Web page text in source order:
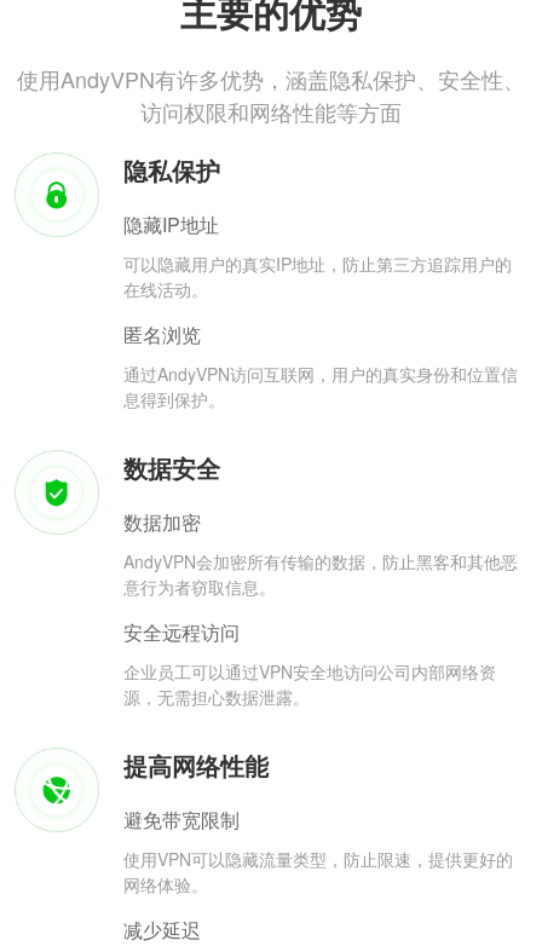
主要的优势
使用AndyVPN有许多优势，涵盖隐私保护、安全性、
访问权限和网络性能等方面
隐私保护
隐藏IP地址
可以隐藏用户的真实IP地址，防止第三方追踪用户的
在线活动。
匿名浏览
通过AndyVPN访问互联网，用户的真实身份和位置信
息得到保护。
数据安全
数据加密
AndyVPN会加密所有传输的数据，防止黑客和其他恶
意行为者窃取信息。
安全远程访问
企业员工可以通过VPN安全地访问公司内部网络资
源，无需担心数据泄露。
提高网络性能
避免带宽限制
使用VPN可以隐藏流量类型，防止限速，提供更好的
网络体验。
减少延迟